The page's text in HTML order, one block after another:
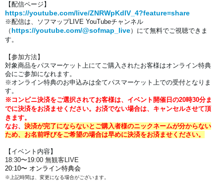
【配信ページ】
https://youtube.com/live/ZNRWpKdlV_4?feature=share
※配信は、
ソフマップLIVE YouTubeチャンネル
（ https://youtube.com/@sofmap_live）にて無料でご視聴できま
す。
【参加方法】
対象商品をパスマーケット上にてご購入されたお客様はオンライン特典
会にご参加になれます。
※オンライン特典のお申込みは全てパスマーケット上での受付となりま
す。
※コンビニ決済をご選択されてお客様は、イベント開催日の20時30分ま
でに決済をお済ませください。 お済でない場合は、キャンセルさせて頂
きます。
なお、 決済が完了にならないとご購入者様のニックネームが分からない
ため、お名前呼びをご希望の場合は早めに決済をお済ませください。
【イベント内容】
18:30〜19:00 無観客LIVE
20:10〜 オンライン特典会
※上記時間は、変更になる場合がございます。